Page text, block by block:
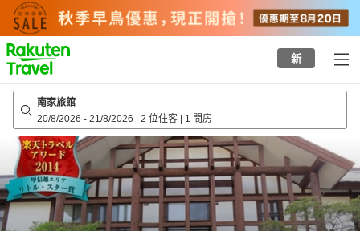
to
top
page
新
南家旅館
20/8/2026 - 21/8/2026 | 2 位住客 | 1 間房